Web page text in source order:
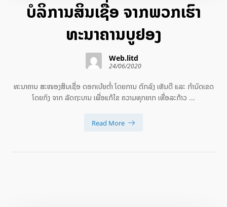
ບໍລິການສິນເຊື່ອ ຈາກພວກເຮົາ
ທະນາຄານບູຢອງ
Web.litd
24/06/2020
ທະນາຄານ ສະໜອງສິນເຊື່ອ ດອກເບ້ຍຕ່ຳ ໂດຍການ ຕົກລົງ ເຫັນດີ ແລະ ກຳນົດເຂດ
ໂດຍກົງ ຈາກ ລັດຖະບານ ເພື່ອແກ້ໄຂ ຄວາມທຸກຍາກ ເທື່ອລະກ້າວ ...
Read More